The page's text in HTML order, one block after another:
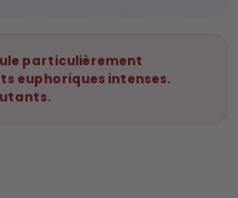
particulièrement
euphoriques intenses.